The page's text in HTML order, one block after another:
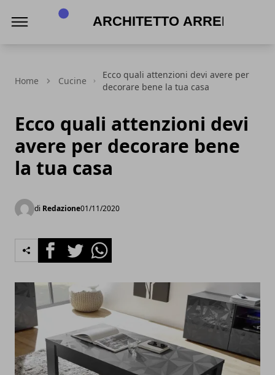
Home Cucine
Ecco quali attenzioni devi avere per
decorare bene la tua casa
Ecco quali attenzioni devi
avere per decorare bene
la tua casa
di Redazione01/11/2020
FacebookTwitterWhatsapp